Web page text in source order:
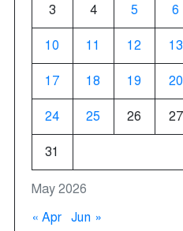
May 2026
3 4 5 6
10 11 12 13
17 18 19 20
24 25 26 27
31
« Apr Jun »